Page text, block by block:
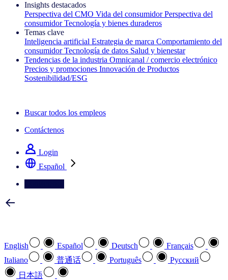
Insights destacados
Perspectiva del CMO Vida del consumidor Perspectiva del
consumidor Tecnología y bienes duraderos
Temas clave
Inteligencia artificial Estrategia de marca Comportamiento del
consumidor Tecnología de datos Salud y bienestar
Tendencias de la industria Omnicanal / comercio electrónico
Precios y promociones Innovación de Productos
Sostenibilidad/ESG
Buscar todos los empleos
Contáctenos
Login
Español
English Español Deutsch
Français
Italiano
普通话 Português
Pусский
日本語